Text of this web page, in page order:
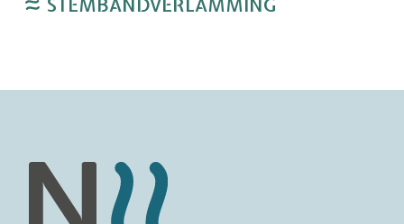
STEMBANDVERLAMMING